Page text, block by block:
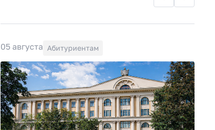
05 августа Абитуриентам